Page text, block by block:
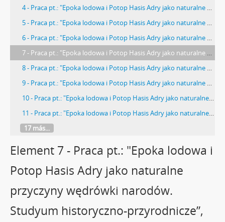
4 - Praca pt.: "Epoka lodowa i Potop Hasis Adry jako naturalne przyczyny wędrówki narodów. Studyum historyczno-przyrodnicze”, Niekompletny rękopis Erazma Majewskiego: "I. Czy potop miał miejsce (…)"
5 - Praca pt.: "Epoka lodowa i Potop Hasis Adry jako naturalne przyczyny wędrówki narodów. Studyum historyczno-przyrodnicze”, Niekompletny rękopis Erazma Majewskiego: "I. Powszechność podań (…)"
6 - Praca pt.: "Epoka lodowa i Potop Hasis Adry jako naturalne przyczyny wędrówki narodów. Studyum historyczno-przyrodnicze”, Niekompletny rękopis Erazma Majewskiego: "Powszechność i poszanowanie (…)"
7 - Praca pt.: "Epoka lodowa i Potop Hasis Adry jako naturalne przyczyny wędrówki narodów. Studyum historyczno-przyrodnicze”, Niekompletny rękopis Erazma Majewskiego: "bez wyjątki uważają (…)"
8 - Praca pt.: "Epoka lodowa i Potop Hasis Adry jako naturalne przyczyny wędrówki narodów. Studyum historyczno-przyrodnicze”, Niekompletny rękopis Erazma Majewskiego: "ale jest echem (…)"
9 - Praca pt.: "Epoka lodowa i Potop Hasis Adry jako naturalne przyczyny wędrówki narodów. Studyum historyczno-przyrodnicze”, Niekompletny rękopis Erazma Majewskiego: "Odkrycie tablic Assyryjskich (…)"
10 - Praca pt.: "Epoka lodowa i Potop Hasis Adry jako naturalne przyczyny wędrówki narodów. Studyum historyczno-przyrodnicze”, Niekompletny rękopis Erazma Majewskiego: "daje jakiś głos (…)"
11 - Praca pt.: "Epoka lodowa i Potop Hasis Adry jako naturalne przyczyny wędrówki narodów. Studyum historyczno-przyrodnicze”, Niekompletny rękopis Erazma Majewskiego: "wspomniany brak podań (…)"
17 más...
Element 7 - Praca pt.: "Epoka lodowa i
Potop Hasis Adry jako naturalne
przyczyny wędrówki narodów.
Studyum historyczno-przyrodnicze”,